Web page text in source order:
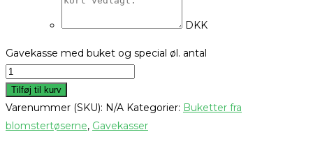
DKK
Gavekasse med buket og special øl. antal
Tilføj til kurv
Varenummer (SKU): N/A Kategorier: Buketter fra
blomstertøserne, Gavekasser